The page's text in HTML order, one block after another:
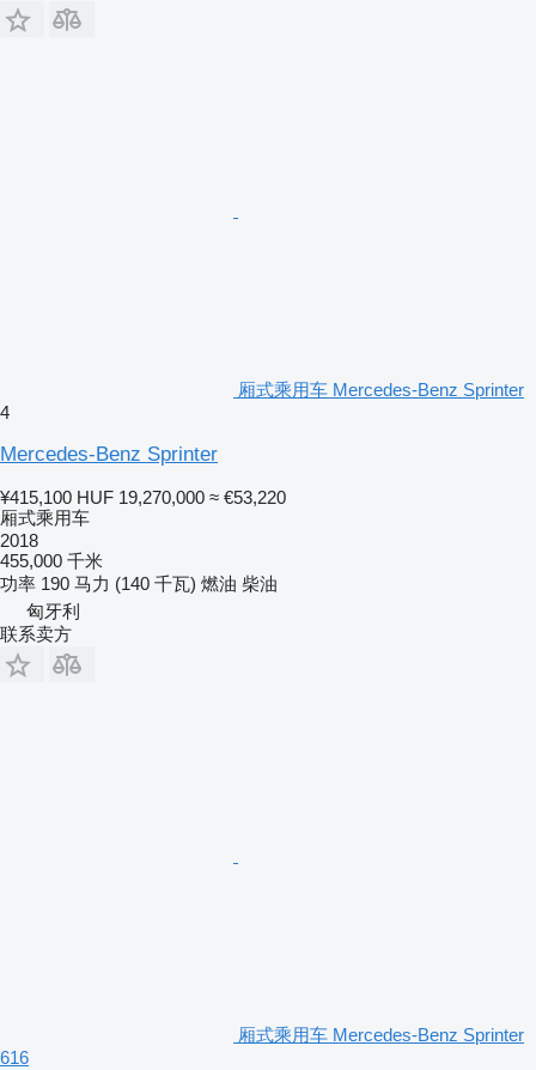
厢式乘用车 Mercedes-Benz Sprinter
4
Mercedes-Benz Sprinter
¥415,100 HUF 19,270,000 ≈ €53,220
厢式乘用车
2018
455,000 千米
功率 190 马力 (140 千瓦) 燃油 柴油
匈牙利
联系卖方
厢式乘用车 Mercedes-Benz Sprinter
616